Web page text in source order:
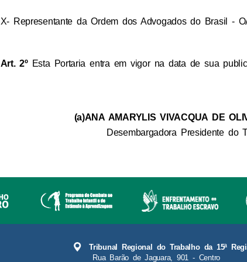
X- Representante da Ordem dos Advogados do Brasil -
Art. 2º Esta Portaria entra em vigor na data de sua
(a)ANA AMARYLIS VIVACQUA DE
Desembargadora Presidente do
Tribunal Regional do Trabalho da 15ª
Rua Barão de Jaguara, 901 - Centro